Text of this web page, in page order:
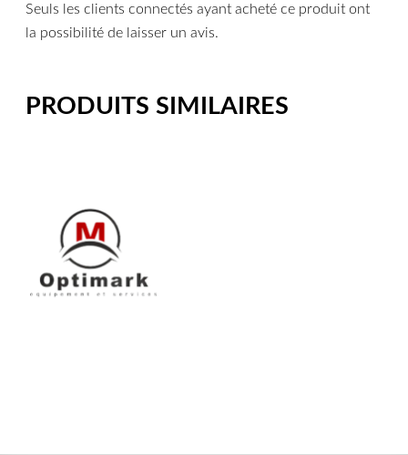
Seuls les clients connectés ayant acheté ce produit ont
la possibilité de laisser un avis.
PRODUITS SIMILAIRES